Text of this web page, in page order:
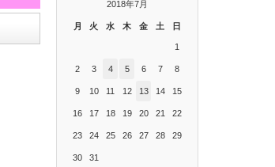
2018年7月
月 火 水 木 金 土 日
1
2 3 4 5 6 7 8
9 10 11 12 13 14 15
16 17 18 19 20 21 22
23 24 25 26 27 28 29
30
31